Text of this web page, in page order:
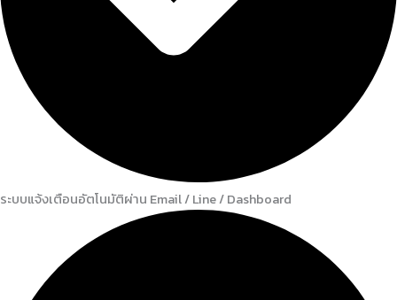
ระบบแจ้งเตือนอัตโนมัติผ่าน Email / Line / Dashboard